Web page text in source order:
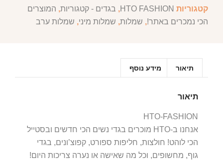
קטגוריות HTO FASHION
, בגדים - קטגוריות, המוצרים
הכי נמכרים באתר!, שמלות, שמלות מיני, שמלות ערב
תיאור מידע נוסף
תיאור
HTO-FASHION
אנחנו ב-HTO מוכרים בגדי נשים הכי חדשים ובסטייל
הכי לוהט! חולצות, חליפות ספורט, קפוצ’ונים, בגדי
גוף, מחשופים, וכל מה שאישה או נערה צריכות היום!